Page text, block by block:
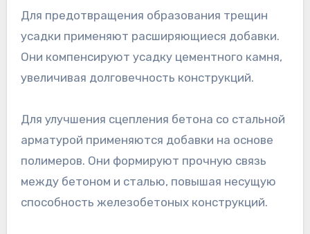
Для предотвращения образования трещин
усадки применяют расширяющиеся добавки.
Они компенсируют усадку цементного камня,
увеличивая долговечность конструкций.
Для улучшения сцепления бетона со стальной
арматурой применяются добавки на основе
полимеров. Они формируют прочную связь
между бетоном и сталью, повышая несущую
способность железобетоных конструкций.